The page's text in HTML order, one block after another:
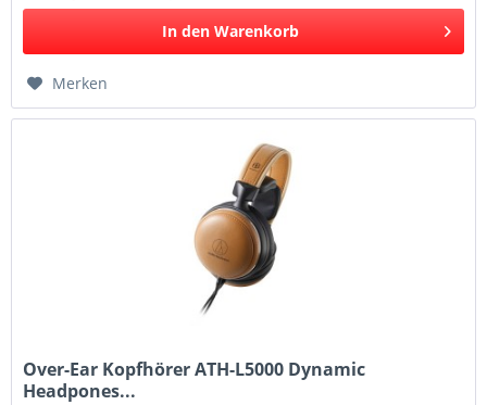
In den Warenkorb
Merken
Over-Ear Kopfhörer ATH-L5000 Dynamic
Headpones...